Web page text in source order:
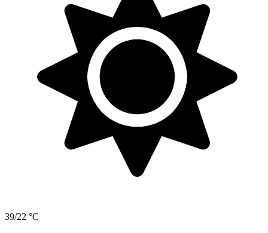
39/22 °C